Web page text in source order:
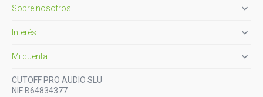
Sobre nosotros 
Interés 
Mi cuenta 
CUTOFF PRO AUDIO SLU
NIF B64834377